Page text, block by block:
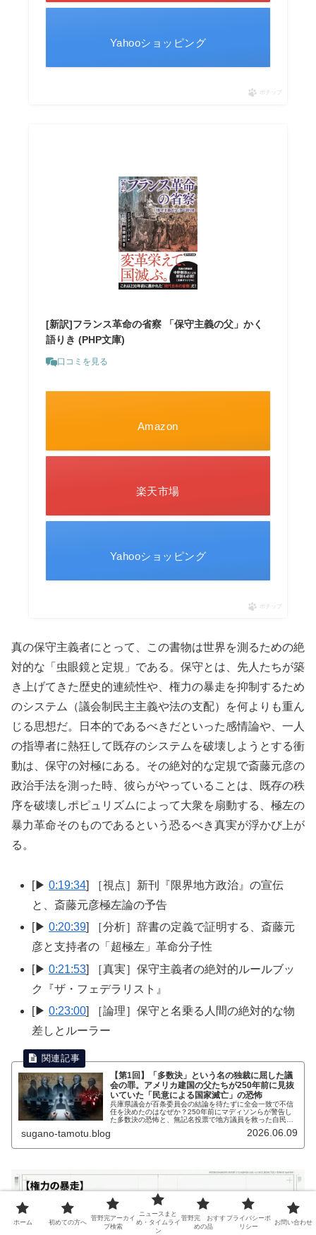
Yahooショッピング
ポチップ
[新訳]フランス革命の省察 「保守主義の父」かく
語りき (PHP文庫)
口コミを見る
Amazon
楽天市場
Yahooショッピング
ポチップ
真の保守主義者にとって、この書物は世界を測るための絶
対的な「虫眼鏡と定規」である。保守とは、先人たちが築
き上げてきた歴史的連続性や、権力の暴走を抑制するため
のシステム（議会制民主主義や法の支配）を何よりも重ん
じる思想だ。日本的であるべきだといった感情論や、一人
の指導者に熱狂して既存のシステムを破壊しようとする衝
動は、保守の対極にある。その絶対的な定規で斎藤元彦の
政治手法を測った時、彼らがやっていることは、既存の秩
序を破壊しポピュリズムによって大衆を扇動する、極左の
暴力革命そのものであるという恐るべき真実が浮かび上が
る。
[▶0:19:34] ［視点］新刊『限界地方政治』の宣伝
と、斎藤元彦極左論の予告
[▶0:20:39 ] ［分析］辞書の定義で証明する、斎藤元
彦と支持者の「超極左」革命分子性
[▶0:21:53] ［真実］保守主義者の絶対的ルールブッ
ク『ザ・フェデラリスト』
[▶0:23:00] ［論理］保守と名乗る人間の絶対的な物
差しとルーラー
【第1回】「多数決」という名の独裁に屈した議
会の罪。アメリカ建国の父たちが250年前に見抜
いていた「民意による国家滅亡」の恐怖
兵庫県議会が百条委員会の結論を待たずに全会一致で不信
任を決めたのはなぜか？250年前にマディソンらが警告し
た多数決の恐怖と、無記名投票で地方議員を救った自民党
sugano-tamotu.blog 2026.06.09
ホーム 初めての方へ
菅野完アーカイ
ブ検索
ニュースまと
め・タイムライ
ン
菅野完 おすす
めの品
プライバシーポ
リシー
お問い合わせ